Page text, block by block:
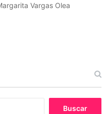
Vargas Olea